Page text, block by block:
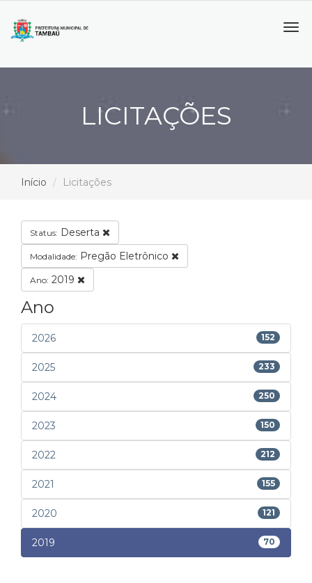
LICITAÇÕES
Início Licitações
Status: Deserta
Modalidade: Pregão Eletrônico
Ano: 2019
Ano
2026 152
2025 233
2024 250
2023 150
2022 212
2021 155
2020 121
2019 70